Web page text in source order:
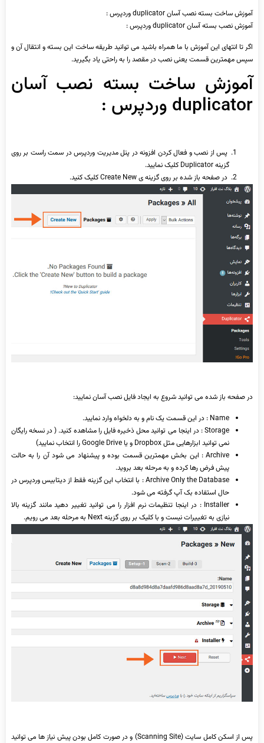
آموزش ساخت بسته نصب آسان duplicator وردپرس :
آموزش نصب بسته آسان duplicator وردپرس :
اگر تا انتهای این آموزش با ما همراه باشید می توانید طریقه ساخت این بسته و انتقال آن و
سپس مهمترین قسمت یعنی نصب در مقصد را به راحتی یاد بگیرید.
آموزش ساخت بسته نصب آسان
duplicator وردپرس :
پس از نصب و فعال کردن افزونه در پنل مدیریت وردپرس در سمت راست بر روی
گزینه Duplicator کلیک نمایید.
در صفحه باز شده بر روی گزینه ی Create New کلیک کنید.
در صفحه باز شده می توانید شروع به ایجاد فایل نصب آسان نمایید:
Name : در این قسمت یک نام و به دلخواه وارد نمایید.
Storage : در اینجا می توانید محل ذخیره فایل را مشاهده کنید. ( در نسخه رایگان
نمی توانید ابزارهایی مثل Dropbox و یا Google Drive را انتخاب نمایید)
Archive : این بخش مهمترین قسمت بوده و پیشنهاد می شود آن را به حالت
پیش فرض رها کرده و به مرحله بعد بروید.
Archive Only the Database : با انتخاب این گزینه فقط از دیتابیس وردپرس در
حال استفاده بک آپ گرفته می شود.
Installer : در اینجا تنظیمات نرم افزار را می توانید تغییر دهید مانند گزینه بالا
نیازی به تغییرات نیست و با کلیک بر روی گزینه Next به مرحله بعد می رویم.
پس از اسکن کامل سایت (Scanning Site) و در صورت کامل بودن پیش نیاز ها می توانید